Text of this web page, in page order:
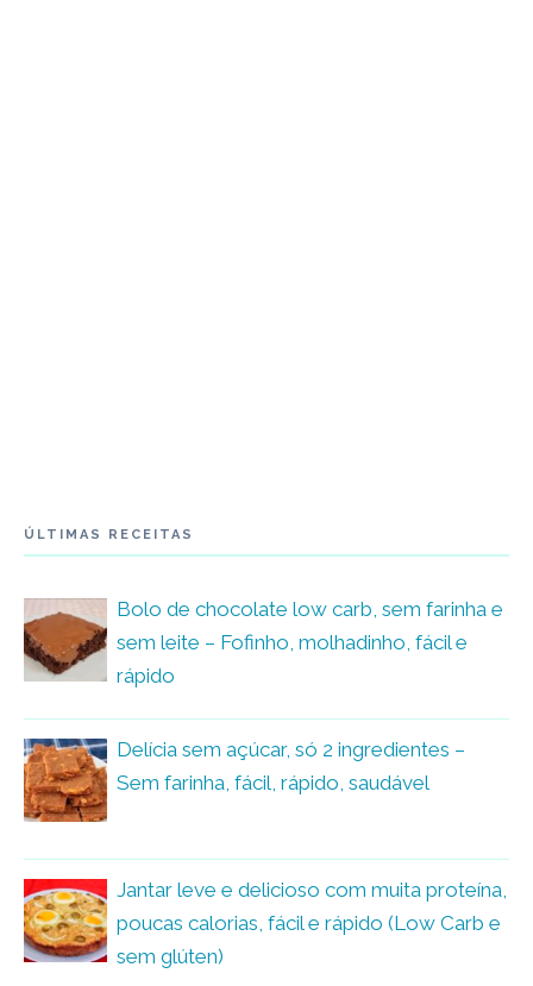
ÚLTIMAS RECEITAS
Bolo de chocolate low carb, sem farinha e
sem leite – Fofinho, molhadinho, fácil e
rápido
Delícia sem açúcar, só 2 ingredientes –
Sem farinha, fácil, rápido, saudável
Jantar leve e delicioso com muita proteína,
poucas calorias, fácil e rápido (Low Carb e
sem glúten)